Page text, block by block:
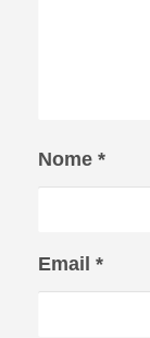
Nome *
Email *